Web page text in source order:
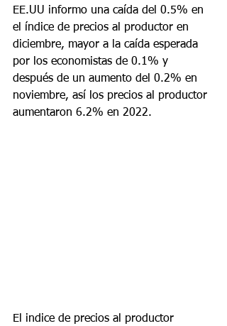
EE.UU informo una caída del 0.5% en
el índice de precios al productor en
diciembre, mayor a la caída esperada
por los economistas de 0.1% y
después de un aumento del 0.2% en
noviembre, así los precios al productor
aumentaron 6.2% en 2022.
El indice de precios al productor